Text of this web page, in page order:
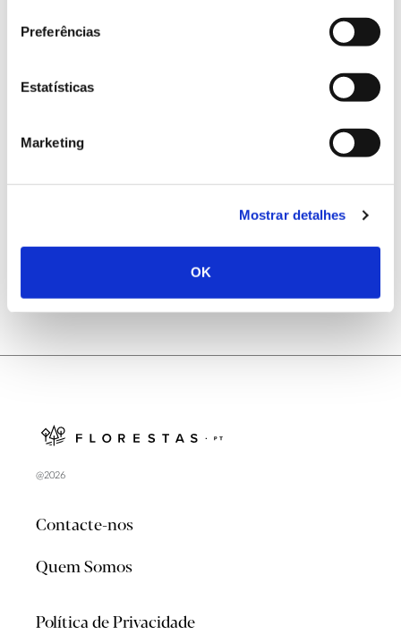
Preferências
Estatísticas
Marketing
Mostrar detalhes
OK
Registar galhas de Trichi em acácia-das-espigas:
25.06.2026
Natureza e florestas procuram jovens voluntários
@2026
Contacte-nos
Quem Somos
Política de Privacidade